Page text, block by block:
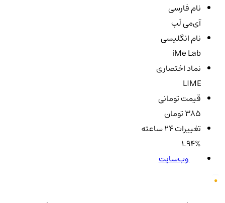
نام فارسی
آی‌می لَب
نام انگلیسی
iMe Lab
نماد اختصاری
LIME
قیمت تومانی
385 تومان
تغییرات ۲۴ ساعته
1.94%
وب‌سایت